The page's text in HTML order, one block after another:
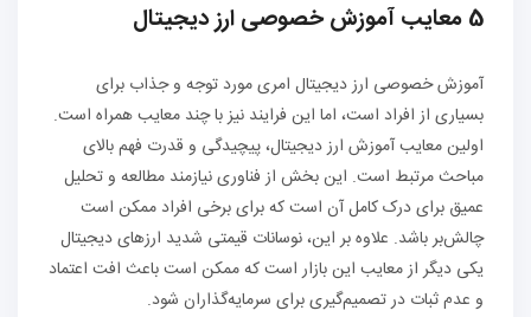
5 معایب آموزش خصوصی ارز دیجیتال
آموزش خصوصی ارز دیجیتال امری مورد توجه و جذاب برای
بسیاری از افراد است، اما این فرایند نیز با چند معایب همراه است.
اولین معایب آموزش ارز دیجیتال، پیچیدگی و قدرت فهم بالای
مباحث مرتبط است. این بخش از فناوری نیازمند مطالعه و تحلیل
عمیق برای درک کامل آن است که برای برخی افراد ممکن است
چالش‌بر باشد. علاوه بر این، نوسانات قیمتی شدید ارزهای دیجیتال
یکی دیگر از معایب این بازار است که ممکن است باعث افت اعتماد
و عدم ثبات در تصمیم‌گیری برای سرمایه‌گذاران شود.